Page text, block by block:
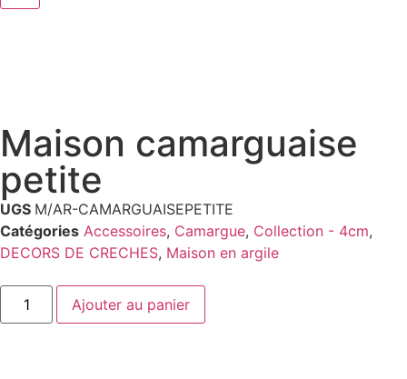
Maison camarguaise
petite
UGS M/AR-CAMARGUAISEPETITE
Catégories Accessoires, Camargue, Collection - 4cm,
DECORS DE CRECHES, Maison en argile
Ajouter au panier